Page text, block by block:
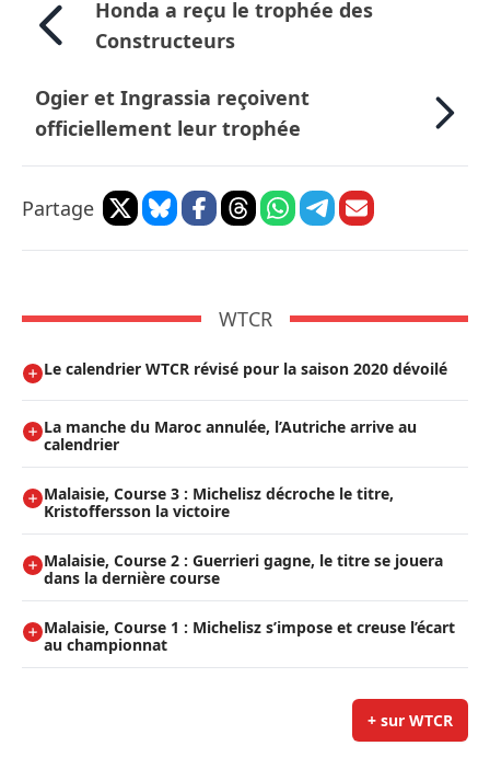
Honda a reçu le trophée des
Constructeurs
Ogier et Ingrassia reçoivent
officiellement leur trophée
Partage
WTCR
Le calendrier WTCR révisé pour la saison 2020 dévoilé
La manche du Maroc annulée, l’Autriche arrive au
calendrier
Malaisie, Course 3 : Michelisz décroche le titre,
Kristoffersson la victoire
Malaisie, Course 2 : Guerrieri gagne, le titre se jouera
dans la dernière course
Malaisie, Course 1 : Michelisz s’impose et creuse l’écart
au championnat
+ sur WTCR